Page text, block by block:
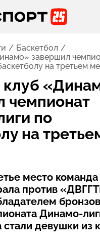
Баскетбол
завершил
на третьем
чемпионат
по
на
место команда
против
Динамо-
стали девушки из